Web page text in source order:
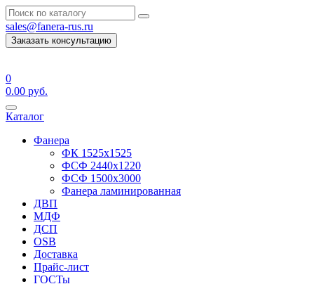
sales@fanera-rus.ru
Заказать консультацию
0
0.00 руб.
Каталог
Фанера
ФК 1525х1525
ФСФ 2440х1220
ФСФ 1500х3000
Фанера ламинированная
ДВП
МДФ
ДСП
OSB
Доставка
Прайс-лист
ГОСТы